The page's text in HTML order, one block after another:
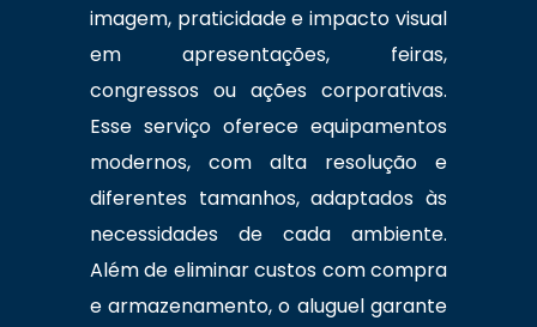
imagem, praticidade e impacto visual
em apresentações, feiras,
congressos ou ações corporativas.
Esse serviço oferece equipamentos
modernos, com alta resolução e
diferentes tamanhos, adaptados às
necessidades de cada ambiente.
Além de eliminar custos com compra
e armazenamento, o aluguel garante